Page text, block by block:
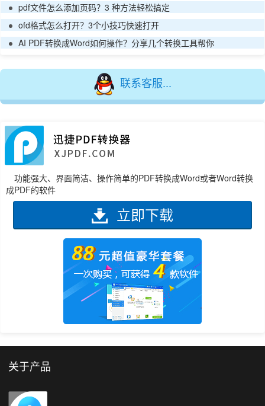
pdf文件怎么添加页码？3 种方法轻松搞定
ofd格式怎么打开？3个小技巧快速打开
AI PDF转换成Word如何操作？分享几个转换工具帮你
联系客服...
功能强大、界面简洁、操作简单的PDF转换成Word或者Word转换
成PDF的软件
立即下载
关于产品